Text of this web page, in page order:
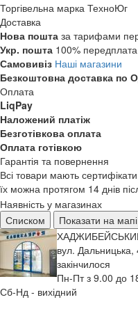
Торгівельна марка ТехноЮг
Доставка
Нова пошта за тарифами
Укр. пошта 100% передплата
Самовивіз Наші магазини
Безкоштовна доставка по
Оплата
LiqPay
Наложений платіж
Безготівкова оплата
Оплата готівкою
Гарантія та повернення
Всі товари мають
їх можна протягом 14 днів
Наявність у магазинах
Списком
Показати на мапі
вул. Дальницька,
закінчилося
Пн-Пт з 9.00 до
Сб-Нд - вихідний